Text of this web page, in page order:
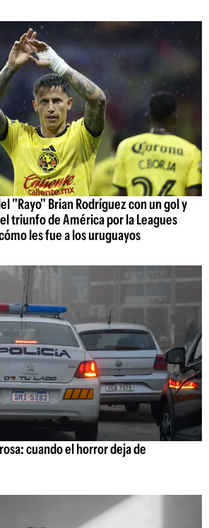
"Rayo" Brian Rodríguez con un gol y
triunfo de América por la Leagues
les fue a los uruguayos
cuando el horror deja de